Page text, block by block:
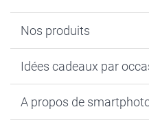
Nos produits
Calendrier photo & Agenda
Tirage photo &
Idées cadeaux par
Anniversaire
A propos de